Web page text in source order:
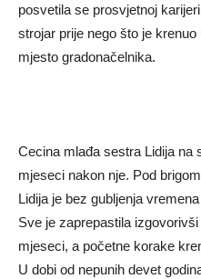
posvetila se prosvjetnoj
strojar prije nego što je
mjesto gradonačelnika.
Cecina mlađa sestra Lidija na
mjeseci nakon nje. Pod
Lidija je bez gubljenja
Sve je zaprepastila
mjeseci, a početne korake
U dobi od nepunih devet